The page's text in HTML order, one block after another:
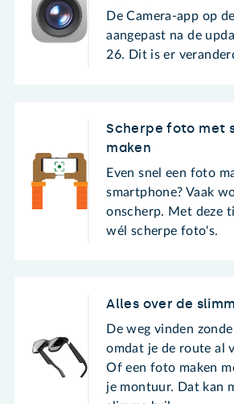
De Camera-app op
aangepast na de
26. Dit is er
Scherpe foto met
maken
Even snel een foto
smartphone? Vaak
onscherp. Met deze
wél scherpe foto's.
Alles over de
De weg vinden
omdat je de route al
Of een foto maken
je montuur. Dat kan